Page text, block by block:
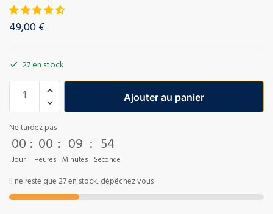
49,00€
27 en stock
Ajouter au panier
Ne tardez pas
00
Jour
: 00
Heures
: 09
Minutes
: 53
Seconde
Il ne reste que 27 en stock, dépêchez vous